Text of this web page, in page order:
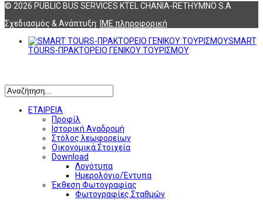
© 2026 PUBLIC BUS SERVICES KTEL CHANIA-RETHYMNO S.A
Σχεδιασμός & Ανάπτυξη: ΙΜΕ πληροφορική
SMART
TOURS-ΠΡΑΚΤΟΡΕΙΟ ΓΕΝΙΚΟΥ ΤΟΥΡΙΣΜΟΥ
ΕΤΑΙΡΕΙΑ
Προφίλ
Ιστορική Αναδρομή
Στόλος λεωφορείων
Οικονομικά Στοιχεία
Download
Λογότυπα
Ημερολόγιο/Έντυπα
Έκθεση Φωτογραφίας
Φωτογραφίες Σταθμών